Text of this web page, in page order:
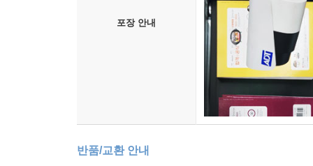
포장 안내
반품/교환 안내